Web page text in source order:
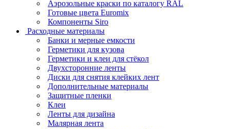
Аэрозольные краски по каталогу RAL
Готовые цвета Euromix
Компоненты Siro
Расходные материалы
Банки и мерные емкости
Герметики для кузова
Герметики и клеи для стёкол
Двухсторонние ленты
Диски для снятия клейких лент
Дополнительные материалы
Защитные пленки
Клеи
Ленты для дизайна
Малярная лента